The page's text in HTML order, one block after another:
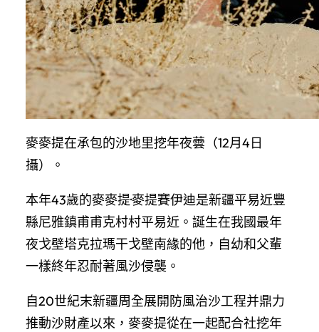
麥麥提在承包的沙地里挖年夜蕓（12月4日
攝）。
本年43歲的麥麥提·麥提賽伊迪是新疆平易近豐
縣尼雅鎮甫甫克村村平易近。誕生在我國最年
夜戈壁塔克拉瑪干戈壁南緣的他，自幼和父輩
一樣終年忍耐著風沙侵襲。
自20世紀末新疆周全展開防風治沙工程并鼎力
推動沙財產以來，麥麥提從在一起配合社挖年